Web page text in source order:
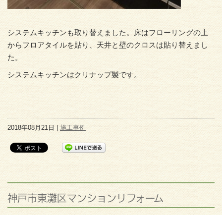
システムキッチンも取り替えました。床はフローリングの上
からフロアタイルを貼り、天井と壁のクロスは貼り替えまし
た。
システムキッチンはクリナップ製です。
2018年08月21日 |施工事例
神戸市東灘区マンションリフォーム